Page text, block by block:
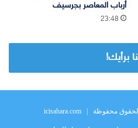
أرباب المعاصر بجرسيف
23:48
برأيك!
icisahara.com